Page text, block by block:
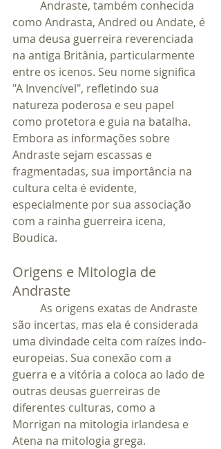
como Andrasta, Andred ou Andate, é
uma deusa guerreira reverenciada
na antiga Britânia, particularmente
entre os icenos. Seu nome significa
"A Invencível", refletindo sua
natureza poderosa e seu papel
como protetora e guia na batalha.
Embora as informações sobre
Andraste sejam escassas e
fragmentadas, sua importância na
cultura celta é evidente,
especialmente por sua associação
com a rainha guerreira icena,
Boudica.
Origens e Mitologia de
Andraste
são incertas, mas ela é considerada
uma divindade celta com raízes indo-
europeias. Sua conexão com a
guerra e a vitória a coloca ao lado de
outras deusas guerreiras de
diferentes culturas, como a
Morrigan na mitologia irlandesa e
Atena na mitologia grega.